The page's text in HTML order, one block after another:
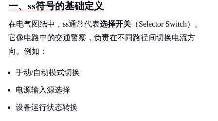
一、ss符号的基础定义
在电气图纸中，ss通常代表选择开关 （Selector Switch）。
它像电路中的交通警察，负责在不同路径间切换电流方
向。例如：
手动/自动模式切换
电源输入源选择
设备运行状态转换